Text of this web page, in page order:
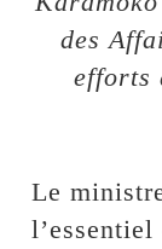
des
efforts
Le